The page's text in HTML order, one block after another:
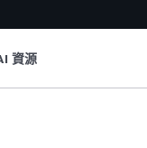
資源